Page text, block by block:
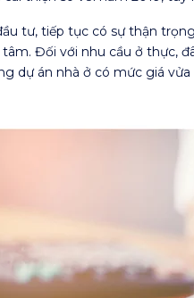
tư, tiếp tục có sự thận
Đối với nhu cầu ở thực,
dự án nhà ở có mức giá